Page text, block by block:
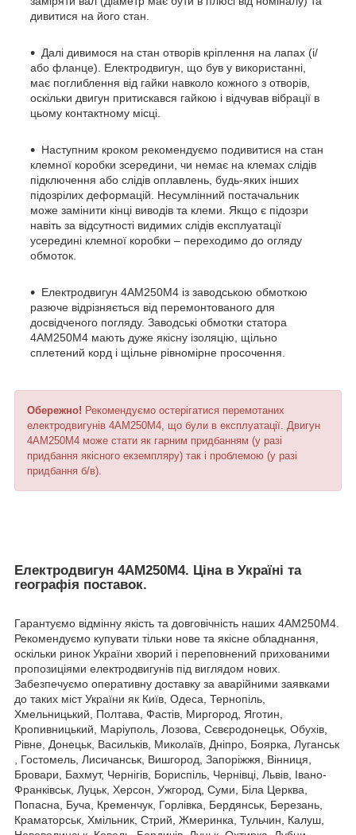
дивитися на його стан.
Далі дивимося на стан отворів кріплення на лапах (і/
або фланце). Електродвигун, що був у використанні,
має поглиблення від гайки навколо кожного з отворів,
оскільки двигун притискався гайкою і відчував вібрації в
цьому контактному місці.
Наступним кроком рекомендуємо подивитися на стан
клемної коробки зсередини, чи немає на клемах слідів
підключення або слідів оплавлень, будь-яких інших
підозрілих деформацій. Несумлінний постачальник
може замінити кінці виводів та клеми. Якщо є підозри
навіть за відсутності видимих слідів експлуатації
усередині клемної коробки – переходимо до огляду
обмоток.
Електродвигун 4АМ250М4 із заводською обмоткою
разюче відрізняється від перемонтованого для
досвідченого погляду. Заводські обмотки статора
4АМ250М4 мають дуже якісну ізоляцію, щільно
сплетений корд і щільне рівномірне просочення.
Обережно! Рекомендуємо остерігатися перемотаних
електродвигунів 4АМ250М4, що були в експлуатації. Двигун
4АМ250М4 може стати як гарним придбанням (у разі
придбання якісного екземпляру) так і проблемою (у разі
придбання б/в).
Електродвигун 4АМ250М4. Ціна в Україні та
географія поставок.
Гарантуємо відмінну якість та довговічність наших 4АМ250М4.
Рекомендуємо купувати тільки нове та якісне обладнання,
оскільки ринок України хворий і переповнений прихованими
пропозиціями електродвигунів під виглядом нових.
Забезпечуємо оперативну доставку за аварійними заявками
до таких міст України як Київ, Одеса, Тернопіль,
Хмельницький, Полтава, Фастів, Миргород, Яготин,
Кропивницький, Маріуполь, Лозова, Сєвєродонецьк, Обухів,
Рівне, Донецьк, Васильків, Миколаїв, Дніпро, Боярка, Луганськ
, Гостомель, Лисичанськ, Вишгород, Запоріжжя, Вінниця,
Бровари, Бахмут, Чернігів, Бориспіль, Чернівці, Львів, Івано-
Франківськ, Луцьк, Херсон, Ужгород, Суми, Біла Церква,
Попасна, Буча, Кременчук, Горлівка, Бердянськ, Березань,
Краматорськ, Хмільник, Стрий, Жмеринка, Тульчин, Калуш,